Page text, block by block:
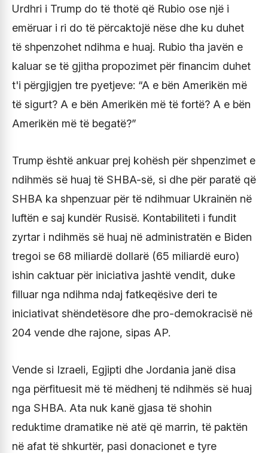
Urdhri i Trump do të thotë që Rubio ose një i
emëruar i ri do të përcaktojë nëse dhe ku duhet
të shpenzohet ndihma e huaj. Rubio tha javën e
kaluar se të gjitha propozimet për financim duhet
t'i përgjigjen tre pyetjeve: “A e bën Amerikën më
të sigurt? A e bën Amerikën më të fortë? A e bën
Amerikën më të begatë?”
Trump është ankuar prej kohësh për shpenzimet e
ndihmës së huaj të SHBA-së, si dhe për paratë që
SHBA ka shpenzuar për të ndihmuar Ukrainën në
luftën e saj kundër Rusisë. Kontabiliteti i fundit
zyrtar i ndihmës së huaj në administratën e Biden
tregoi se 68 miliardë dollarë (65 miliardë euro)
ishin caktuar për iniciativa jashtë vendit, duke
filluar nga ndihma ndaj fatkeqësive deri te
iniciativat shëndetësore dhe pro-demokracisë në
204 vende dhe rajone, sipas AP.
Vende si Izraeli, Egjipti dhe Jordania janë disa
nga përfituesit më të mëdhenj të ndihmës së huaj
nga SHBA. Ata nuk kanë gjasa të shohin
reduktime dramatike në atë që marrin, të paktën
në afat të shkurtër, pasi donacionet e tyre